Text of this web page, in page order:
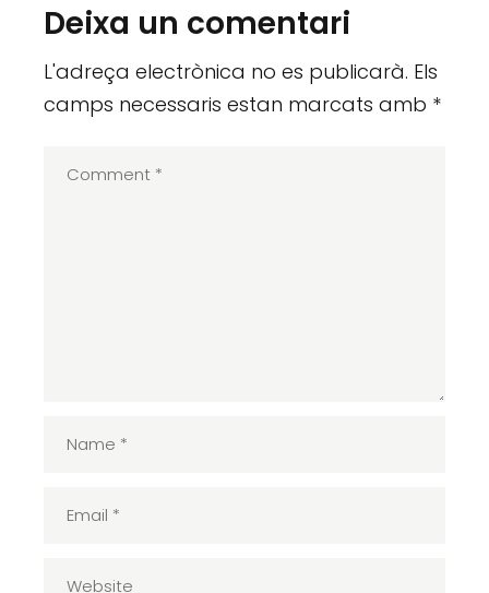
Deixa un comentari
L'adreça electrònica no es publicarà. Els
camps necessaris estan marcats amb *